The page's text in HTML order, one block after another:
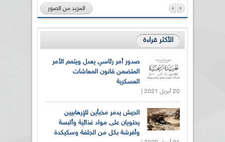
المزيد من الصور
الأكثر قراءة
صدور أمر رئاسي يعدل ويتمم الأمر
المتضمن قانون المعاشات
العسكرية
20 أبريل 2021 |
الجيش يدمر مخبأين للإرهابيين
يحتويان على مواد غذائية وألبسة
وأفرشة بكل من الجلفة وسكيكدة